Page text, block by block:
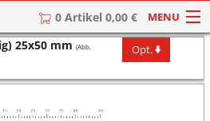
0 Artikel 0,00 € MENU
25x50 mm (Abb.
Opt.